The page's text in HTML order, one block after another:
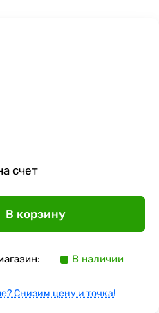
счет
В корзину
В наличии
Снизим цену и точка!